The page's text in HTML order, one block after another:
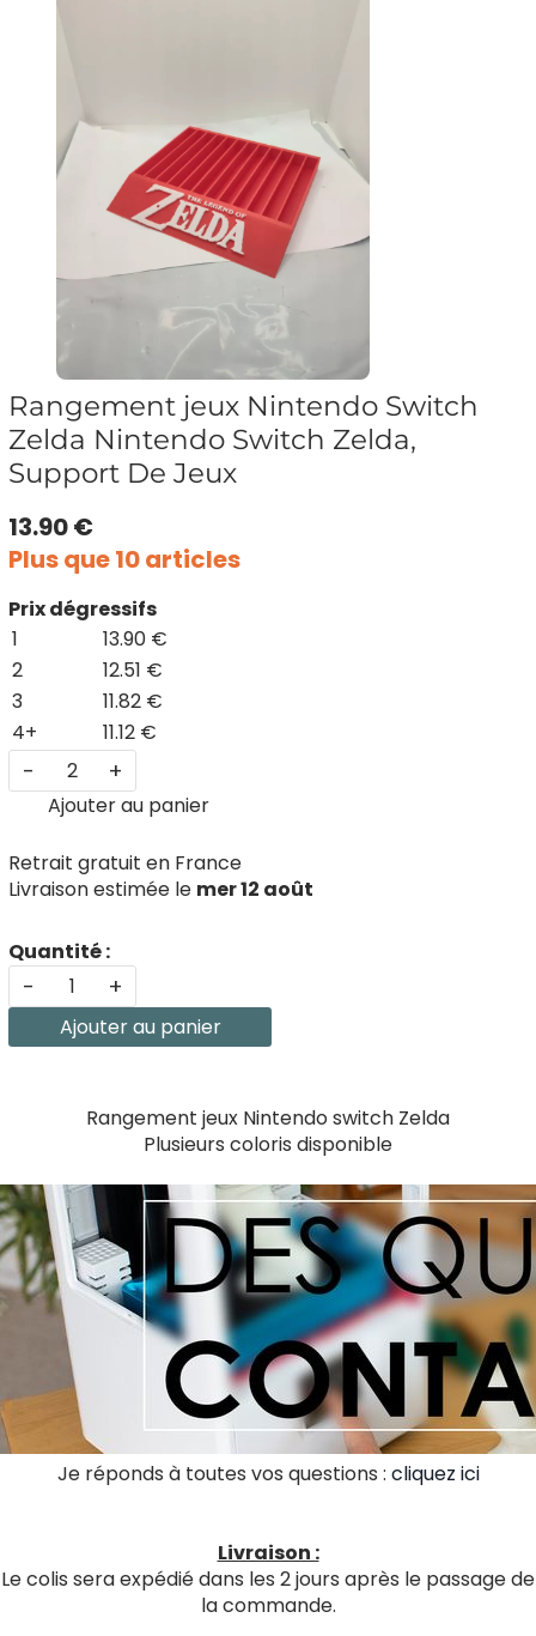
Rangement jeux Nintendo Switch
Zelda Nintendo Switch Zelda,
Support De Jeux
13.90 €
Plus que 10 articles
Prix dégressifs
1
13.90 €
2
12.51 €
3
11.82 €
4+
11.12 €
- +
Ajouter au panier
Retrait gratuit en France
Livraison estimée le mer 12 août
Quantité :
- +
Ajouter au panier
Rangement jeux Nintendo switch Zelda
Plusieurs coloris disponible
Je réponds à toutes vos questions : cliquez ici
Livraison :
Le colis sera expédié dans les 2 jours après le passage de
la commande.